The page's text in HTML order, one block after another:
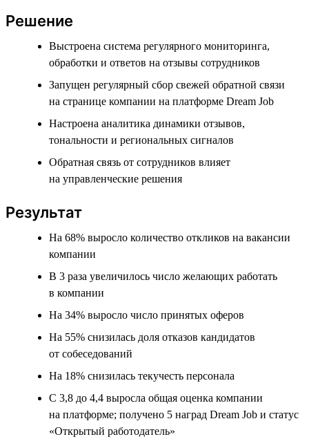
Решение
Выстроена система регулярного мониторинга,
обработки и ответов на отзывы сотрудников
Запущен регулярный сбор свежей обратной связи
на странице компании на платформе Dream Job
Настроена аналитика динамики отзывов,
тональности и региональных сигналов
Обратная связь от сотрудников влияет
на управленческие решения
Результат
На 68% выросло количество откликов на вакансии
компании
В 3 раза увеличилось число желающих работать
в компании
На 34% выросло число принятых оферов
На 55% снизилась доля отказов кандидатов
от собеседований
На 18% снизилась текучесть персонала
С 3,8 до 4,4 выросла общая оценка компании
на платформе; получено 5 наград Dream Job и статус
«Открытый работодатель»